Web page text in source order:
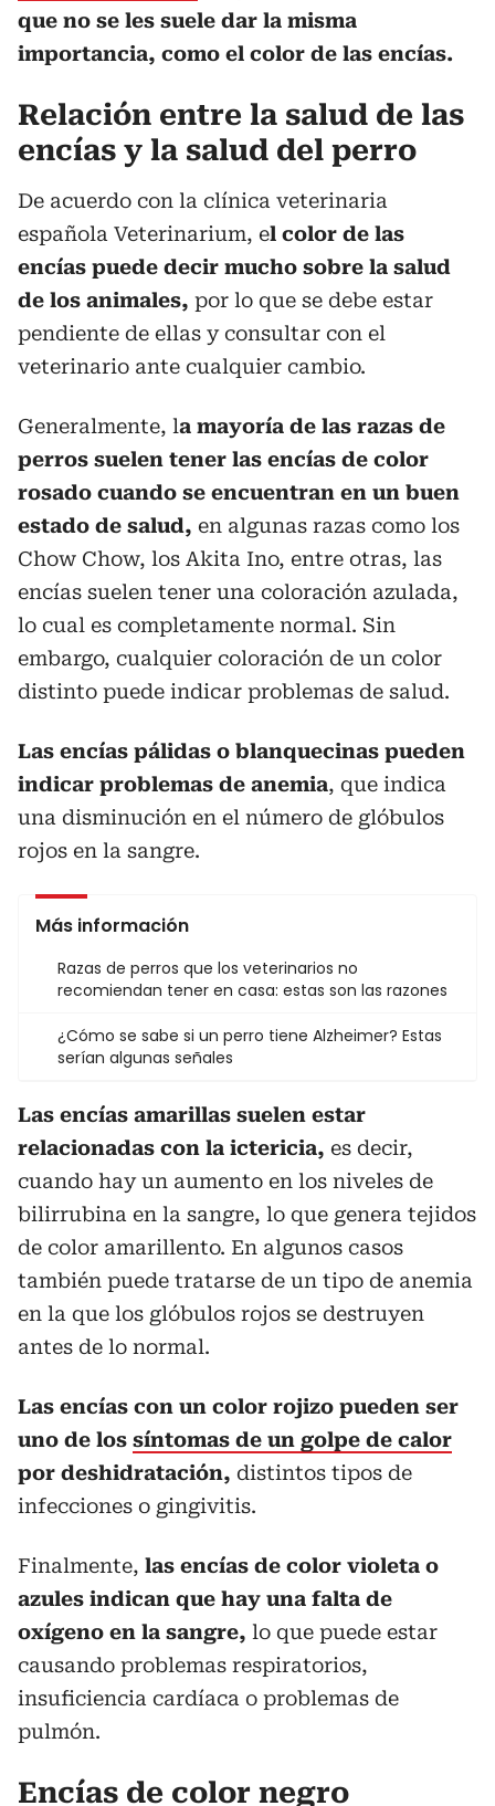
que no se les suele dar la misma
importancia, como el color de las encías.
Relación entre la salud de las
encías y la salud del perro
De acuerdo con la clínica veterinaria
española Veterinarium, el color de las
encías puede decir mucho sobre la salud
de los animales, por lo que se debe estar
pendiente de ellas y consultar con el
veterinario ante cualquier cambio.
Generalmente, la mayoría de las razas de
perros suelen tener las encías de color
rosado cuando se encuentran en un buen
estado de salud, en algunas razas como los
Chow Chow, los Akita Ino, entre otras, las
encías suelen tener una coloración azulada,
lo cual es completamente normal. Sin
embargo, cualquier coloración de un color
distinto puede indicar problemas de salud.
Las encías pálidas o blanquecinas pueden
indicar problemas de anemia, que indica
una disminución en el número de glóbulos
rojos en la sangre.
Más información
Razas de perros que los veterinarios no
recomiendan tener en casa: estas son las razones
¿Cómo se sabe si un perro tiene Alzheimer? Estas
serían algunas señales
Las encías amarillas suelen estar
relacionadas con la ictericia, es decir,
cuando hay un aumento en los niveles de
bilirrubina en la sangre, lo que genera tejidos
de color amarillento. En algunos casos
también puede tratarse de un tipo de anemia
en la que los glóbulos rojos se destruyen
antes de lo normal.
Las encías con un color rojizo pueden ser
uno de los síntomas de un golpe de calor
por deshidratación, distintos tipos de
infecciones o gingivitis.
Finalmente, las encías de color violeta o
azules indican que hay una falta de
oxígeno en la sangre, lo que puede estar
causando problemas respiratorios,
insuficiencia cardíaca o problemas de
pulmón.
Encías de color negro